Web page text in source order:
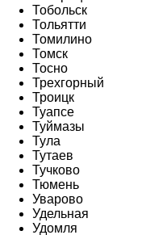
Тобольск
Тольятти
Томилино
Томск
Тосно
Трехгорный
Троицк
Туапсе
Туймазы
Тула
Тутаев
Тучково
Тюмень
Уварово
Удельная
Удомля